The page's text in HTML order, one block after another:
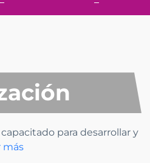
para desarrollar y
más